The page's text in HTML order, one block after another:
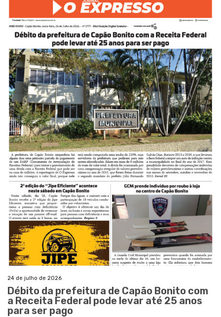
24 de julho de 2026
Débito da prefeitura de Capão Bonito com
a Receita Federal pode levar até 25 anos
para ser pago